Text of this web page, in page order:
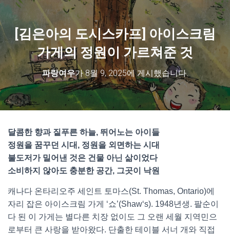
[김은아의 도시스카프] 아이스크림
가게의 정원이 가르쳐준 것
파랑여우가8월 9, 2025에 게시했습니다.
달콤한 향과 짙푸른 하늘, 뛰어노는 아이들
정원을 꿈꾸던 시대, 정원을 외면하는 시대
불도저가 밀어낸 것은 건물 아닌 삶이었다
소비하지 않아도 충분한 공간, 그곳이 낙원
캐나다 온타리오주 세인트 토마스(St. Thomas, Ontario)에
자리 잡은 아이스크림 가게 ‘쇼’(Shaw‘s). 1948년생. 팔순이
다 된 이 가게는 별다른 치장 없이도 그 오랜 세월 지역민으
로부터 큰 사랑을 받아왔다. 단출한 테이블 서너 개와 직접